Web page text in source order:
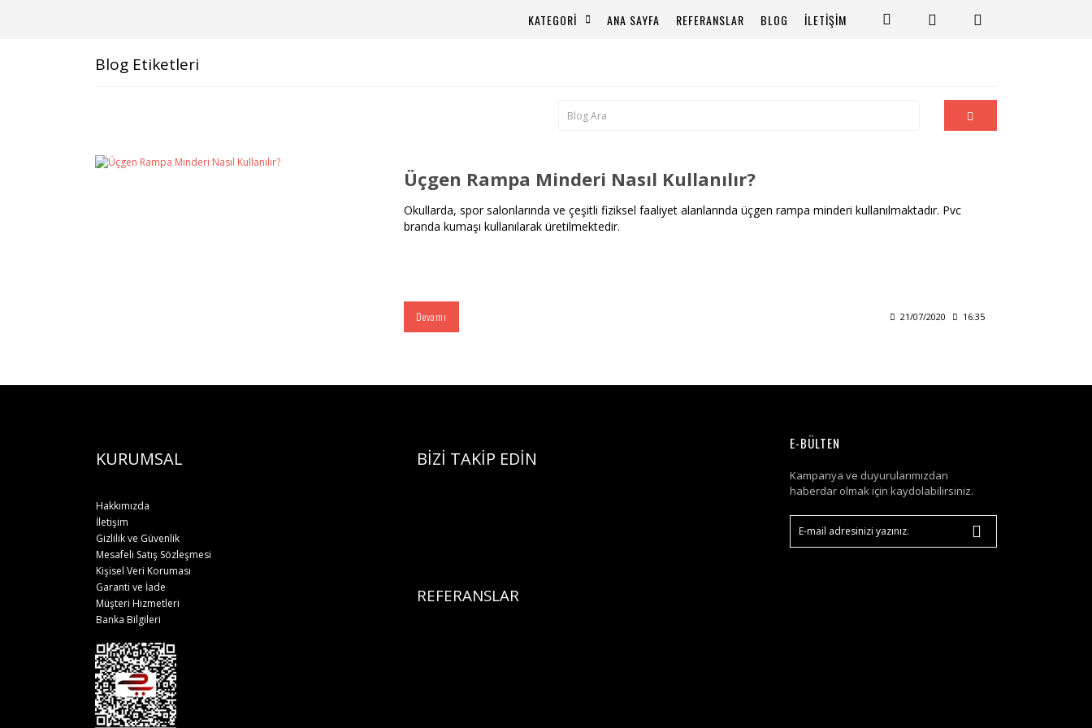
KATEGORİ ANA SAYFA REFERANSLAR BLOG İLETİŞİM
Blog Etiketleri
Üçgen Rampa Minderi Nasıl Kullanılır?
Okullarda, spor salonlarında ve çeşitli fiziksel faaliyet alanlarında üçgen rampa minderi kullanılmaktadır. Pvc
branda kumaşı kullanılarak üretilmektedir.
Devamı 21/07/2020 16:35
KURUMSAL BİZİ TAKİP EDİN
Hakkımızda
İletişim
Gizlilik ve Güvenlik
Mesafeli Satış Sözleşmesi
Kişisel Veri Koruması
REFERANSLAR
Garanti ve İade
Müşteri Hizmetleri
Banka Bilgileri
E-BÜLTEN
Kampanya ve duyurularımızdan
haberdar olmak için kaydolabilirsiniz.